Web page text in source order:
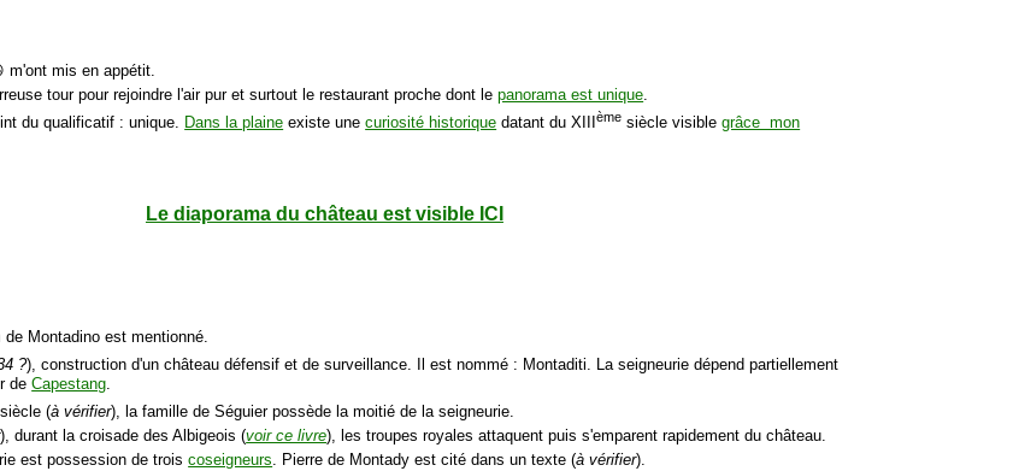
mis en appétit.
tour pour rejoindre l'air pur et surtout le restaurant proche dont lepanorama est unique
du qualificatif : unique. Dans la plaine existe unecuriosité historique datant du XIIIème siècle visiblegrâce mon
Le diaporama du château est visible ICI
Montadino est mentionné.
?), construction d'un château défensif et de surveillance. Il est nommé : Montaditi. La seigneurie dépend partiellement
deCapestang
siècle (à vérifier), la famille de Séguier possède la moitié de la seigneurie.
), durant la croisade des Albigeois (voir ce livre), les troupes royales attaquent puis s'emparent rapidement du château.
est possession de troiscoseigneurs . Pierre de Montady est cité dans un texte (à vérifier).